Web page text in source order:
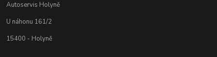
Autoservis Holyně
U náhonu 161/2
15400 - Holyně